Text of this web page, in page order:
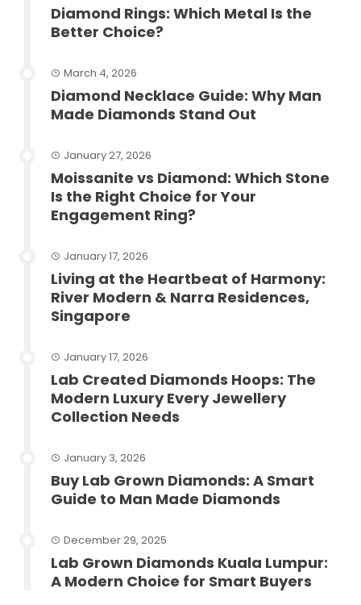
Diamond Rings: Which Metal Is the
Better Choice?
March 4, 2026
Diamond Necklace Guide: Why Man
Made Diamonds Stand Out
January 27, 2026
Moissanite vs Diamond: Which Stone
Is the Right Choice for Your
Engagement Ring?
January 17, 2026
Living at the Heartbeat of Harmony:
River Modern & Narra Residences,
Singapore
January 17, 2026
Lab Created Diamonds Hoops: The
Modern Luxury Every Jewellery
Collection Needs
January 3, 2026
Buy Lab Grown Diamonds: A Smart
Guide to Man Made Diamonds
December 29, 2025
Lab Grown Diamonds Kuala Lumpur:
A Modern Choice for Smart Buyers